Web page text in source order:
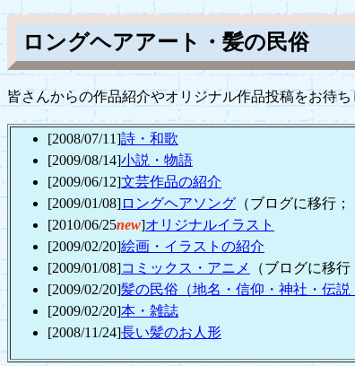
ロングヘアアート・髪の民俗
皆さんからの作品紹介やオリジナル作品投稿をお待ち
[2008/07/11]詩・和歌
[2009/08/14]小説・物語
[2009/06/12]文芸作品の紹介
[2009/01/08]ロングヘアソング （ブログに移行
[2010/06/25new]オリジナルイラスト
[2009/02/20]絵画・イラストの紹介
[2009/01/08]コミックス・アニメ
（ブログに移
[2009/02/20]髪の民俗（地名・信仰・神社・伝説
[2009/02/20]本・雑誌
[2008/11/24]長い髪のお人形